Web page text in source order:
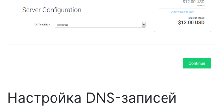
Настройка DNS-записей